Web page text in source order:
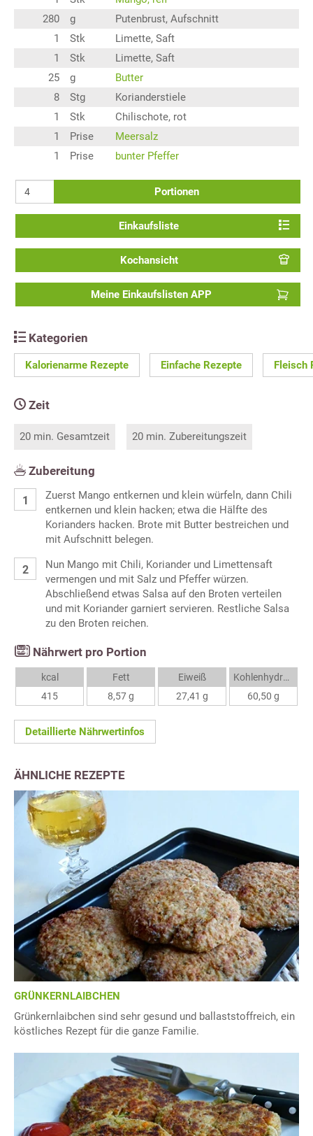
280
g
Putenbrust, Aufschnitt
1
Stk
Limette, Saft
1
Stk
Limette, Saft
25
g
Butter
8
Stg
Korianderstiele
1
Stk
Chilischote, rot
1
Prise
Meersalz
1
Prise bunter Pfeffer
Portionen
Einkaufsliste
Kochansicht
Meine Einkaufslisten APP
Kategorien
Kalorienarme Rezepte Einfache Rezepte Fleisch
Zeit
20 min. Gesamtzeit 20 min. Zubereitungszeit
Zubereitung
Zuerst Mango entkernen und klein würfeln, dann Chili
entkernen und klein hacken; etwa die Hälfte des
Korianders hacken. Brote mit Butter bestreichen und
mit Aufschnitt belegen.
Nun Mango mit Chili, Koriander und Limettensaft
vermengen und mit Salz und Pfeffer würzen.
Abschließend etwas Salsa auf den Broten verteilen
und mit Koriander garniert servieren. Restliche Salsa
zu den Broten reichen.
Nährwert pro Portion
kcal
415
Fett
8,57 g
Eiweiß
27,41 g
Kohlenhydrate
60,50 g
Detaillierte Nährwertinfos
ÄHNLICHE REZEPTE
GRÜNKERNLAIBCHEN
Grünkernlaibchen sind sehr gesund und ballaststoffreich, ein
köstliches Rezept für die ganze Familie.